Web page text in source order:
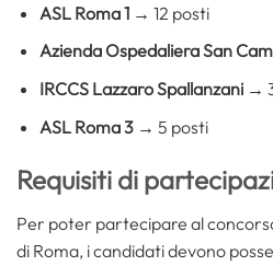
ASL Roma 1→ 12 posti
Azienda Ospedaliera San
IRCCS Lazzaro Spallanzani→
ASL Roma 3→ 5 posti
Requisiti di
Per poter partecipare al
di Roma, i candidati devono